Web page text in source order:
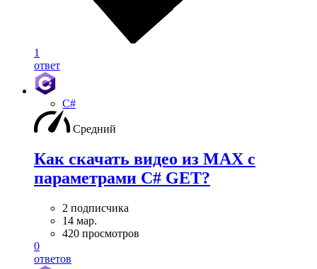
1
ответ
C#
Средний
Как скачать видео из MAX с
параметрами C# GET?
2 подписчика
14 мар.
420 просмотров
0
ответов